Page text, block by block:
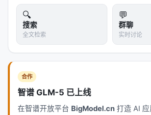
🔍
搜索
全文检索
💬
群聊
实时讨论
合作
智谱 GLM-5 已上线
在智谱开放平台 BigModel.cn 打造 AI